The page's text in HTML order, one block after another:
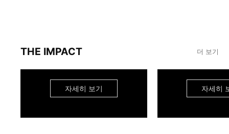
THE IMPACT 더 보기
자세히 보기 자세히